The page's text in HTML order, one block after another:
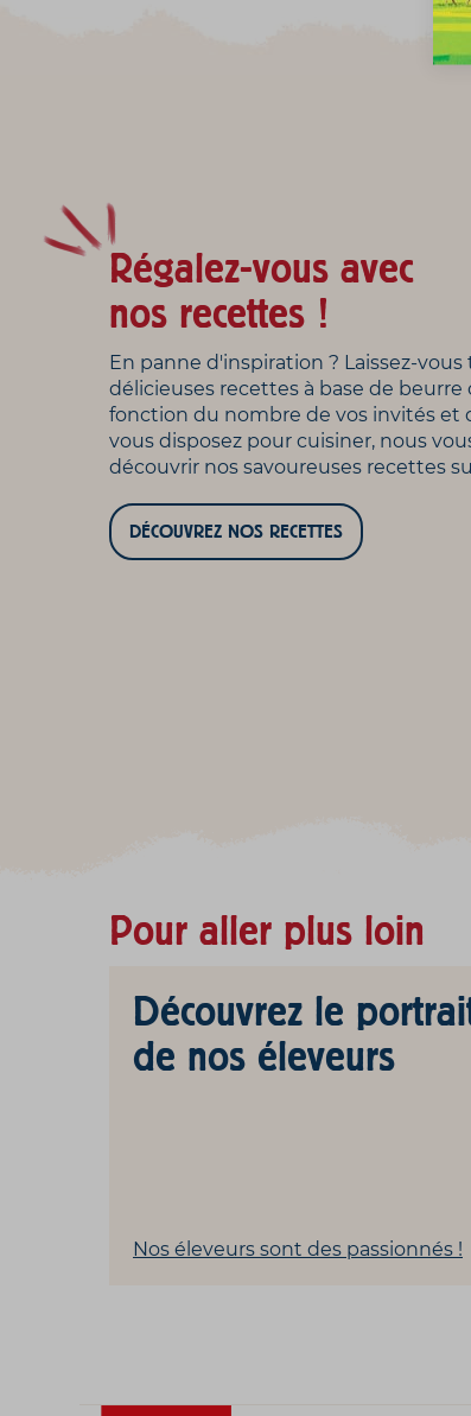
Régalez-vous avec
nos recettes !
En panne d'inspiration ? Laissez-
délicieuses recettes à base de beurre
fonction du nombre de vos invités et
vous disposez pour cuisiner, nous
découvrir nos savoureuses recettes
DÉCOUVREZ NOS RECETTES
Pour aller plus loin
Découvrez le
de nos éleveurs
Nos éleveurs sont des passionnés !